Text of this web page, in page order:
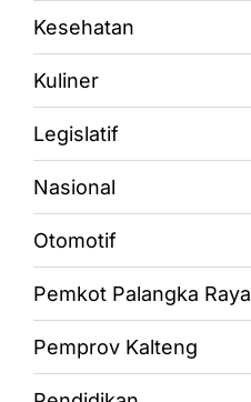
Kesehatan
Kuliner
Legislatif
Nasional
Otomotif
Pemkot Palangka Raya
Pemprov Kalteng